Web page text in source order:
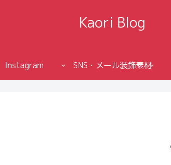
Kaori Blog
Instagram SNS・メール装飾素材